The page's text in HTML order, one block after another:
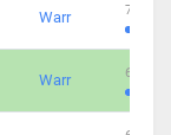
Warr 746
Warr 681